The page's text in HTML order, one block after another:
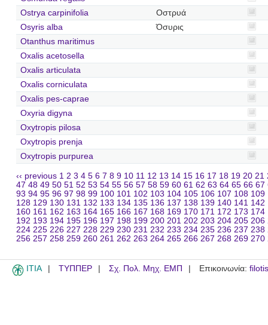
Ostrya carpinifolia
Οστρυά
Osyris alba
Όσυρις
Otanthus maritimus
Oxalis acetosella
Oxalis articulata
Oxalis corniculata
Oxalis pes-caprae
Oxyria digyna
Oxytropis pilosa
Oxytropis prenja
Oxytropis purpurea
‹‹ previous 1 2 3 4 5 6 7 8 9 10 11 12 13 14 15 16 17 18 19 20 21
47 48 49 50 51 52 53 54 55 56 57 58 59 60 61 62 63 64 65 66 67
93 94 95 96 97 98 99 100 101 102 103 104 105 106 107 108 109
128 129 130 131 132 133 134 135 136 137 138 139 140 141 142
160 161 162 163 164 165 166 167 168 169 170 171 172 173 174
192 193 194 195 196 197 198 199 200 201 202 203 204 205 206
224 225 226 227 228 229 230 231 232 233 234 235 236 237 238
256 257 258 259 260 261 262 263 264 265 266 267 268 269 270
ITIA ΤΥΠΠΕΡ Σχ. Πολ. Μηχ. ΕΜΠ Επικοινωνία: